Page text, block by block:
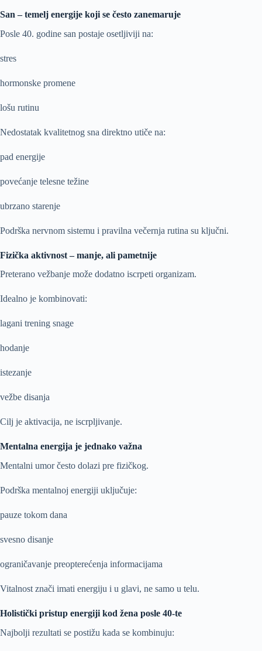
San – temelj energije koji se često zanemaruje
Posle 40. godine san postaje osetljiviji na:
stres
hormonske promene
lošu rutinu
Nedostatak kvalitetnog sna direktno utiče na:
pad energije
povećanje telesne težine
ubrzano starenje
Podrška nervnom sistemu i pravilna večernja rutina su ključni.
Fizička aktivnost – manje, ali pametnije
Preterano vežbanje može dodatno iscrpeti organizam.
Idealno je kombinovati:
lagani trening snage
hodanje
istezanje
vežbe disanja
Cilj je aktivacija, ne iscrpljivanje.
Mentalna energija je jednako važna
Mentalni umor često dolazi pre fizičkog.
Podrška mentalnoj energiji uključuje:
pauze tokom dana
svesno disanje
ograničavanje preopterećenja informacijama
Vitalnost znači imati energiju i u glavi, ne samo u telu.
Holistički pristup energiji kod žena posle 40-te
Najbolji rezultati se postižu kada se kombinuju: